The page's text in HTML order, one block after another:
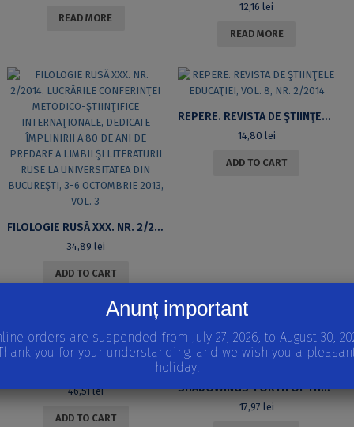
READ MORE
12,16lei
READ MORE
FILOLOGIE RUSĂ XXX. NR. 2/2014. LUCRĂRILE CONFERINŢEI METODICO-ŞTIINŢIFICE INTERNAŢIONALE, DEDICATE ÎMPLINIRII A 80 DE ANI DE PREDARE A LIMBII ŞI LITERATURII RUSE LA UNIVERSITATEA DIN BUCUREŞTI, 3-6 OCTOMBRIE 2013, VOL. 3
34,89 lei
ADD TO CART
REPERE. REVISTA DE ŞTIINŢELE EDUCAŢIEI, VOL. 8, NR. 2/2014
14,80 lei
ADD TO CART
FILOSOFIA ŞTIINŢELOR UMANE: IN MEMORIAM MIHAIL RADU SOLCAN
46,51lei
ADD TO CART
SHADOWINGS-FORTH OF THE INVISIBLE: ESOTERICISM IN HERMAN MELVILLE’S FICTION: MOBY DICK AND THE TALES
17,97 lei
Anunț important
orders are suspended from July 27, 2026, to August 30,
you for your understanding, and we wish you a
holiday!